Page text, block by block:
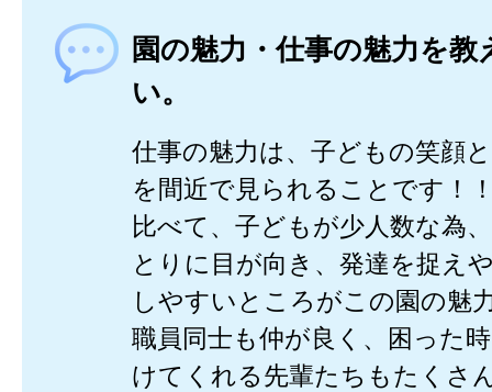
園の魅力・仕事の魅力を教
い。
仕事の魅力は、子どもの笑顔
を間近で見られることです！
比べて、子どもが少人数な為
とりに目が向き、発達を捉え
しやすいところがこの園の魅
職員同士も仲が良く、困った
けてくれる先輩たちもたくさ